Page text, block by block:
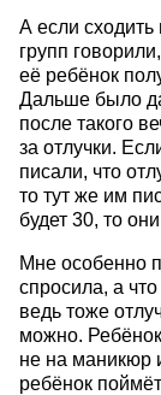
А если
групп
её ребёнок
Дальше было
после такого
за отлучки.
писали, что
то тут же им
будет 30, то
Мне особенно
спросила, а
ведь тоже
можно.
не на маникюр
ребёнок